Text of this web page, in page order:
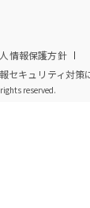
情報保護方針
セキュリティ対策
reserved.